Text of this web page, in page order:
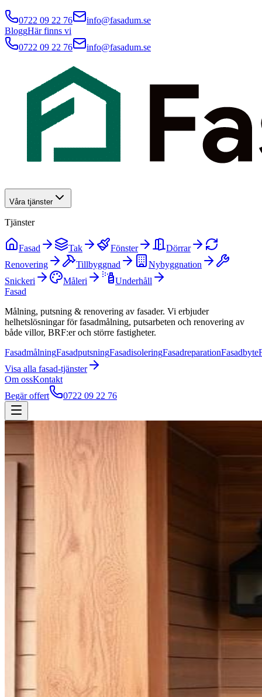
0722 09 22 76
info@fasadum.se
BloggHär finns vi
0722 09 22 76
info@fasadum.se
Våra tjänster
Tjänster
Fasad Tak Fönster
Dörrar
Renovering
Tillbyggnad
Nybyggnation
Snickeri
Måleri
Underhåll
Fasad
Målning, putsning & renovering av fasader. Vi erbjuder
helhetslösningar för fasadmålning, putsarbeten och renovering av
både villor, BRF:er och större fastigheter.
FasadmålningFasadputsningFasadisoleringFasadreparationFasadbyte
Visa alla fasad-tjänster
Om ossKontakt
Begär offert
0722 09 22 76